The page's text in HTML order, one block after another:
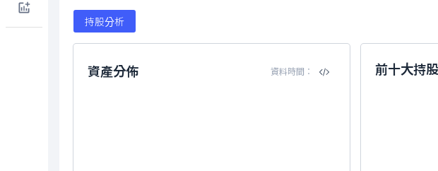
持股分析
資產分佈 資料時間： 前十大持股